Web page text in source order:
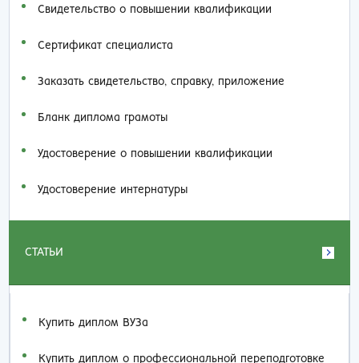
Свидетельство о повышении квалификации
Сертификат специалиста
Заказать cвидетельство, справку, приложение
Бланк диплома грамоты
Удостоверение о повышении квалификации
Удостоверение интернатуры
СТАТЬИ
Купить диплом ВУЗа
Купить диплом о профессиональной переподготовке